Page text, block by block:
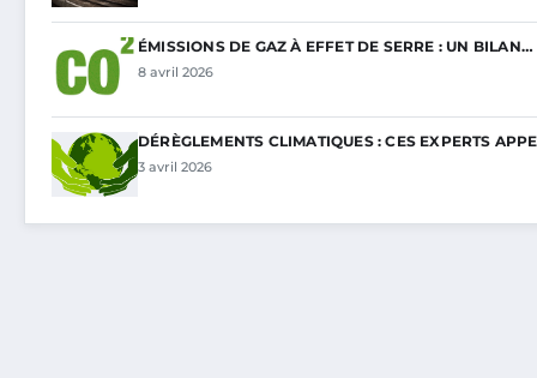
ÉMISSIONS DE GAZ À EFFET DE SERRE : UN BILAN…
8 avril 2026
DÉRÈGLEMENTS CLIMATIQUES : CES EXPERTS
3 avril 2026